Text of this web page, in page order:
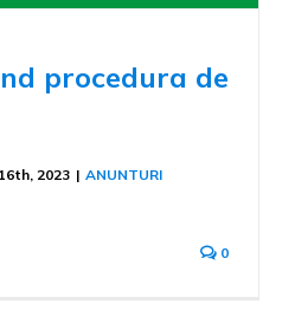
procedura de
2023 | ANUNTURI
0